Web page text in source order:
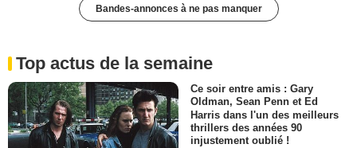
Bandes-annonces à ne pas manquer
Top actus de la semaine
Ce soir entre amis : Gary
Oldman, Sean Penn et Ed
Harris dans l'un des meilleurs
thrillers des années 90
injustement oublié !